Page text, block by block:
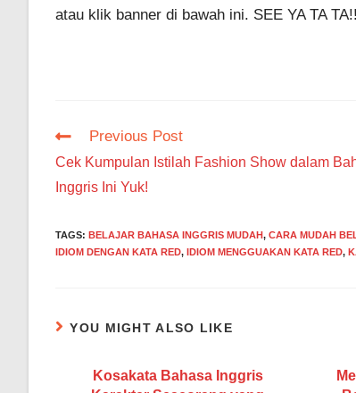
atau klik banner di bawah ini. SEE YA TA
Read
articles
Previous Post
Cek Kumpulan Istilah Fashion Show dalam
Inggris Ini Yuk!
TAGS: BELAJAR BAHASA INGGRIS MUDAH, CARA MUDAH
IDIOM DENGAN KATA RED, IDIOM MENGGUAKAN KATA RED,
YOU MIGHT ALSO LIKE
Kosakata Bahasa Inggris